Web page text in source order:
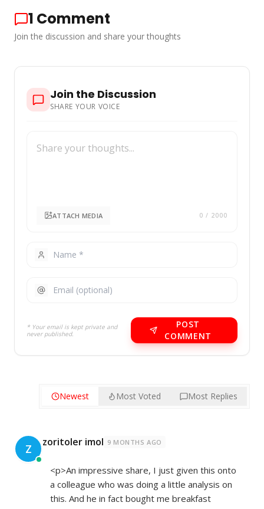
1 Comment
Join the discussion and share your thoughts
Join the Discussion
SHARE YOUR VOICE
ATTACH MEDIA 0 / 2000
* Your email is kept private and
never published.
POST
COMMENT
Newest Most Voted Most Replies
Z zoritoler imol 9 MONTHS AGO
<p>An impressive share, I just given this onto
a colleague who was doing a little analysis on
this. And he in fact bought me breakfast